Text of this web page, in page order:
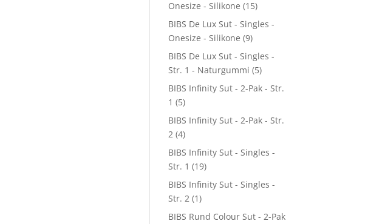
Onesize - Silikone (15)
BIBS De Lux Sut - Singles -
Onesize - Silikone (9)
BIBS De Lux Sut - Singles -
Str. 1 - Naturgummi (5)
BIBS Infinity Sut - 2-Pak - Str.
1 (5)
BIBS Infinity Sut - 2-Pak - Str.
2 (4)
BIBS Infinity Sut - Singles -
Str. 1 (19)
BIBS Infinity Sut - Singles -
Str. 2 (1)
BIBS Rund Colour Sut - 2-Pak